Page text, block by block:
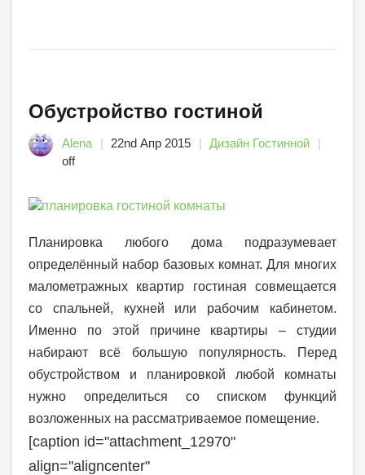
Обустройство гостиной
Alena 22nd Апр 2015
Дизайн Гостинной
off
Планировка любого дома подразумевает
определённый набор базовых комнат. Для многих
малометражных квартир гостиная совмещается
со спальней, кухней или рабочим кабинетом.
Именно по этой причине квартиры – студии
набирают всё большую популярность. Перед
обустройством и планировкой любой комнаты
нужно определиться со списком функций
возложенных на рассматриваемое помещение.
[caption id="attachment_12970"
align="aligncenter"